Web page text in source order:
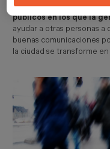
estarás preparado para
públicos en los que la
ayudar a otras personas
buenas comunicaciones
la ciudad se transforme